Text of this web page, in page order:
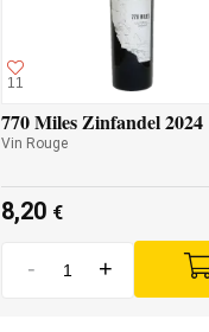
11
770 Miles Zinfandel 2024
Vin Rouge
8,20 €
- +